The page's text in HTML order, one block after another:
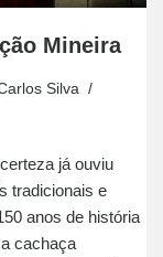
Mineira
Silva
já ouviu
tradicionais e
anos de história
cachaça